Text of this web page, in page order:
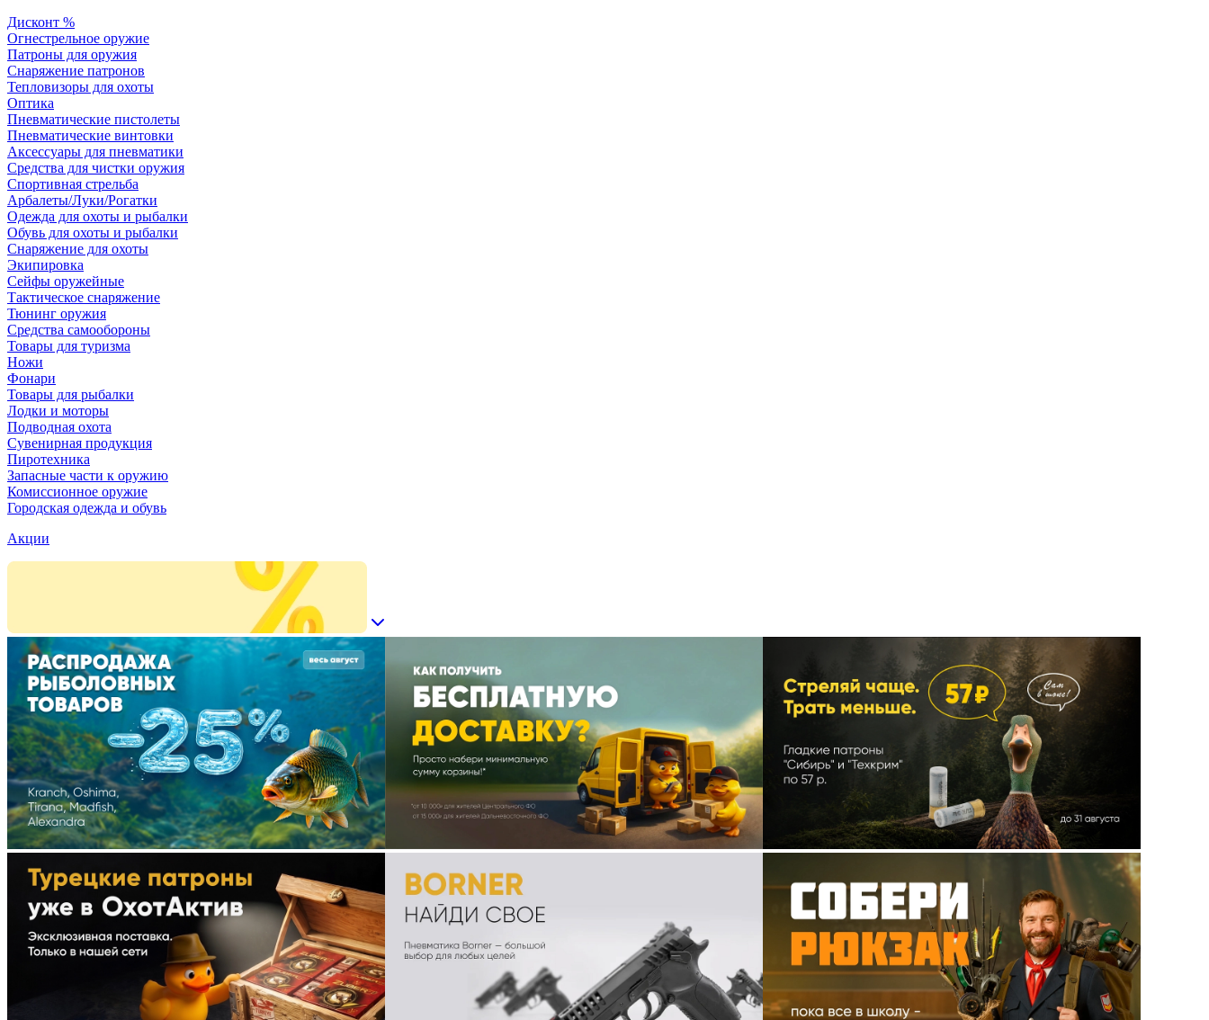
Дисконт %
Огнестрельное оружие
Патроны для оружия
Снаряжение патронов
Тепловизоры для охоты
Оптика
Пневматические пистолеты
Пневматические винтовки
Аксессуары для пневматики
Средства для чистки оружия
Спортивная стрельба
Арбалеты/Луки/Рогатки
Одежда для охоты и рыбалки
Обувь для охоты и рыбалки
Снаряжение для охоты
Экипировка
Сейфы оружейные
Тактическое снаряжение
Тюнинг оружия
Средства самообороны
Товары для туризма
Ножи
Фонари
Товары для рыбалки
Лодки и моторы
Подводная охота
Сувенирная продукция
Пиротехника
Запасные части к оружию
Комиссионное оружие
Городская одежда и обувь
Акции